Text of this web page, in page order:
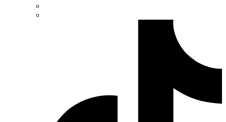
UEK (Украина)
Vargo (Украина)
Zubr (Украина)
АС Привод (Украина)